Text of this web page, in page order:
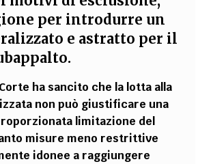
per introdurre un
e astratto per il
.
ha sancito che la lotta alla
non può giustificare una
limitazione del
misure meno restrittive
idonee a raggiungere